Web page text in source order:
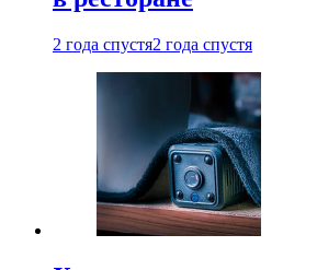
2 года спустя2 года спустя